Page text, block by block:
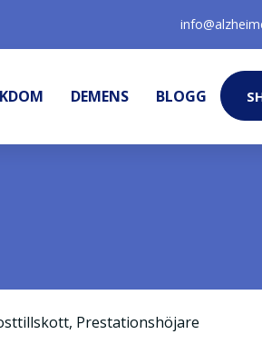
DEMENS BLOGG
, Prestationshöjare